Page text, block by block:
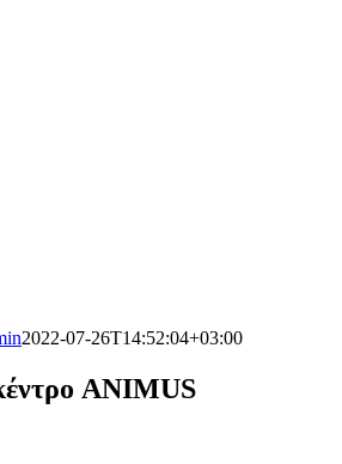
2022-07-26T14:52:04+03:00
ANIMUS